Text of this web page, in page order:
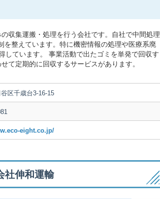
収集運搬・処理を行う会社です。自社で中間処理
整えています。特に機密情報の処理や医療系廃
ています。 事業活動で出たゴミを単発で回収す
て定期的に回収するサービスがあります。
区千歳台3-16-15
eight.co.jp/
社伸和運輸